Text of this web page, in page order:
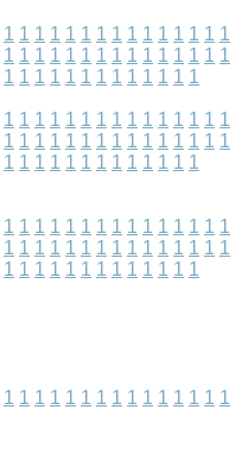
1 1 1 1 1 1 1 1 1 1 1 1 1 1 1
1 1 1 1 1 1 1 1 1 1 1 1 1 1 1
1 1 1 1 1 1 1 1 1 1 1 1 1
1 1 1 1 1 1 1 1 1 1 1 1 1 1 1
1 1 1 1 1 1 1 1 1 1 1 1 1 1 1
1 1 1 1 1 1 1 1 1 1 1 1 1
1 1 1 1 1 1 1 1 1 1 1 1 1 1 1
1 1 1 1 1 1 1 1 1 1 1 1 1 1 1
1 1 1 1 1 1 1 1 1 1 1 1 1
1 1 1 1 1 1 1 1 1 1 1 1 1 1 1